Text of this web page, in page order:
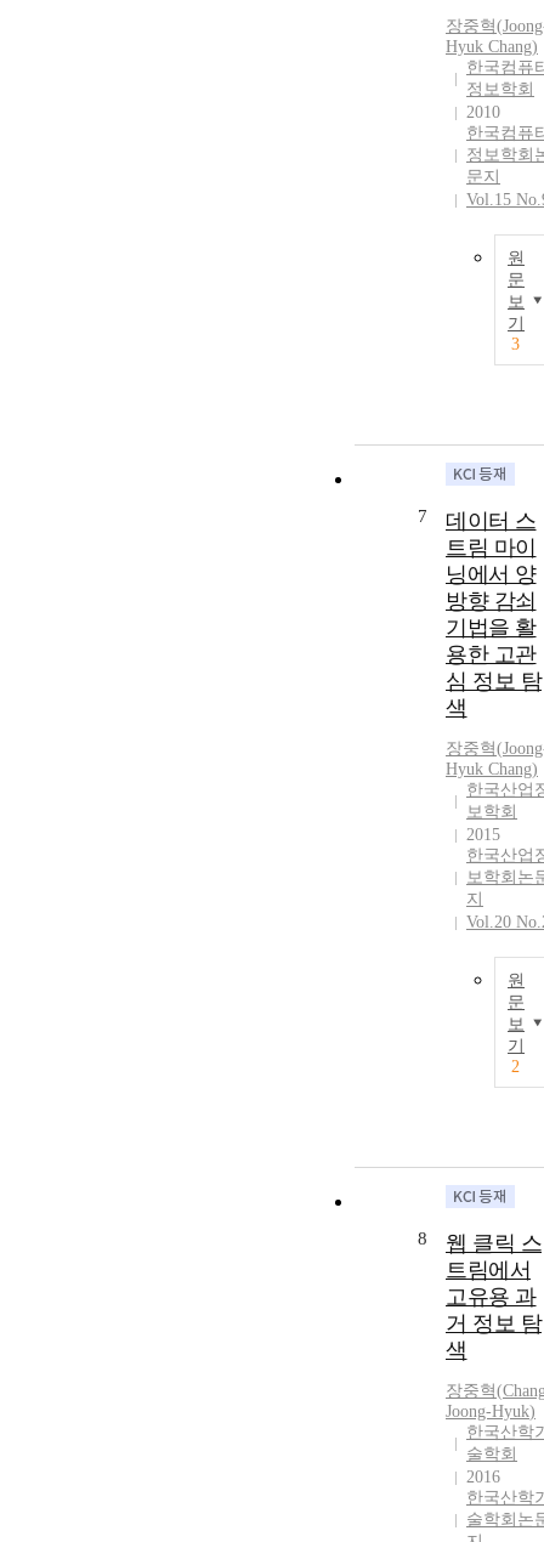
장중혁(
Hyuk Chang)
한국컴퓨
정보학회
2010
한국컴퓨
정보학회
문지
Vol.15
원
문
보
기
3
7
데이터 스
트림 마이
닝에서 양
방향 감쇠
기법을 활
용한 고관
심 정보 탐
색
장중혁(
Hyuk Chang)
한국산업
보학회
2015
한국산업
보학회논
지
Vol.20
원
문
보
기
2
8
웹 클릭 스
트림에서
고유용 과
거 정보 탐
색
장중혁(
Joong-Hyuk)
한국산학
술학회
2016
한국산학
술학회논